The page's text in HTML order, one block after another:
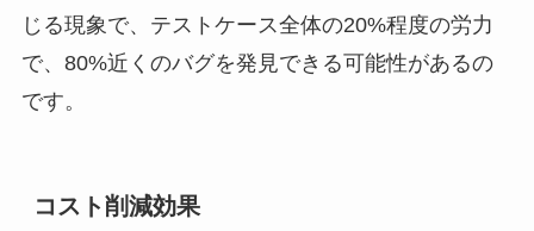
じる現象で、テストケース全体の20%程度の労力
で、80%近くのバグを発見できる可能性があるの
です。
コスト削減効果